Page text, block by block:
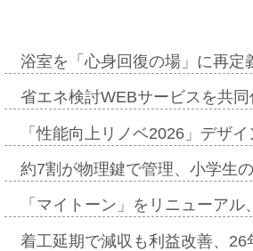
浴室を「心身回復の場」に再
省エネ検討WEBサービスを共
「性能向上リノベ2026」デザ
約7割が物理鍵で管理、小学生
「マイトーン」をリニューア
着工延期で減収も利益改善、